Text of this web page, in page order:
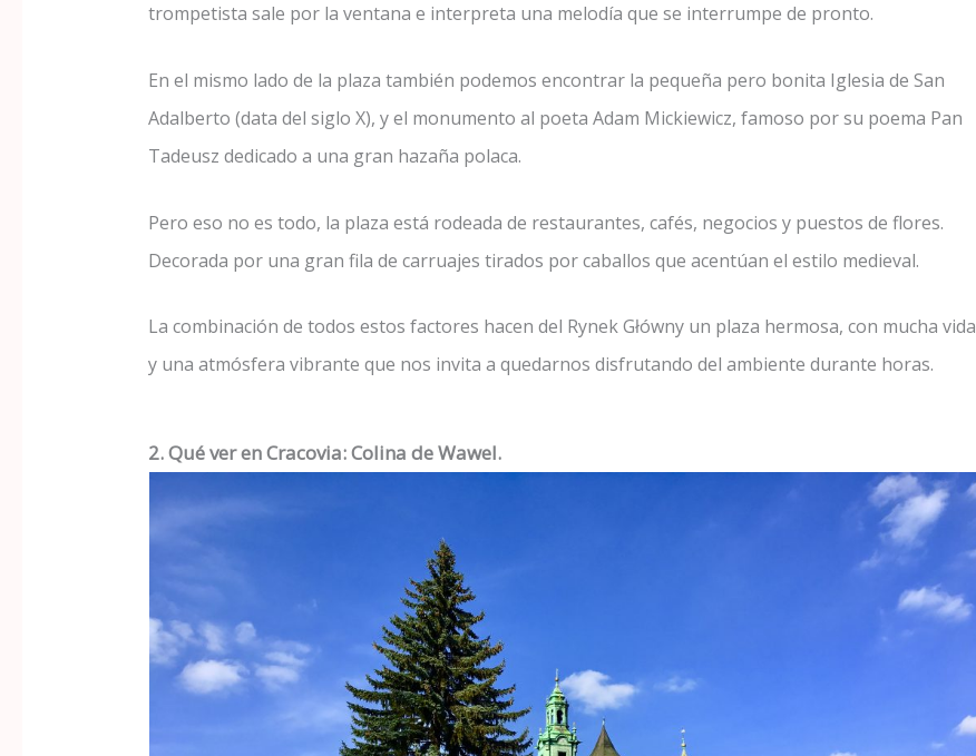
trompetista sale por la ventana e interpreta una melodía que se interrumpe de pronto.
En el mismo lado de la plaza también podemos encontrar la pequeña pero bonita Iglesia de San
Adalberto (data del siglo X), y el monumento al poeta Adam Mickiewicz, famoso por su poema Pan
Tadeusz dedicado a una gran hazaña polaca.
Pero eso no es todo, la plaza está rodeada de restaurantes, cafés, negocios y puestos de flores.
Decorada por una gran fila de carruajes tirados por caballos que acentúan el estilo medieval.
La combinación de todos estos factores hacen del Rynek Główny un plaza hermosa, con mucha vida
y una atmósfera vibrante que nos invita a quedarnos disfrutando del ambiente durante horas.
2. Qué ver en Cracovia: Colina de Wawel.